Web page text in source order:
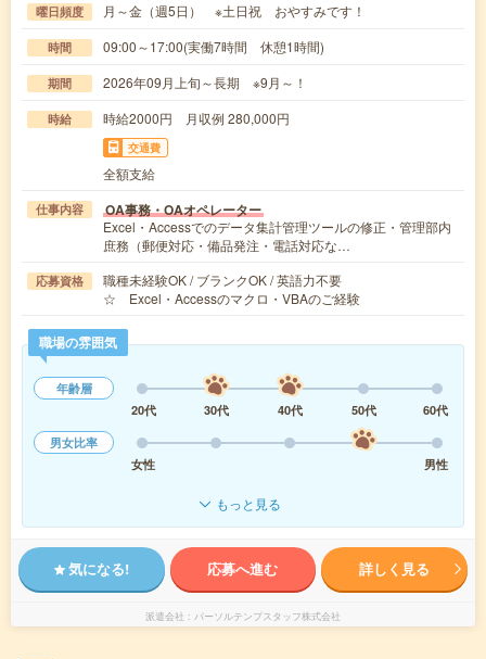
曜日頻度 月～金（週5日） ※土日祝 おやすみです！
時間 09:00～17:00(実働7時間 休憩1時間)
期間 2026年09月上旬～長期 ※9月～！
時給 時給2000円 月収例 280,000円
交通費
全額支給
仕事内容 OA事務・OAオペレーター
Excel・Accessでのデータ集計管理ツールの修正・管理部内
庶務（郵便対応・備品発注・電話対応な…
応募資格
職種未経験OK / ブランクOK / 英語力不要
☆ Excel・Accessのマクロ・VBAのご経験
職場の雰囲気
年齢層
20代
30代 40代 50代
60代
男女比率
女性
男性
もっと見る
気になる! 応募へ進む 詳しく見る
派遣会社 パーソルテンプスタッフ株式会社